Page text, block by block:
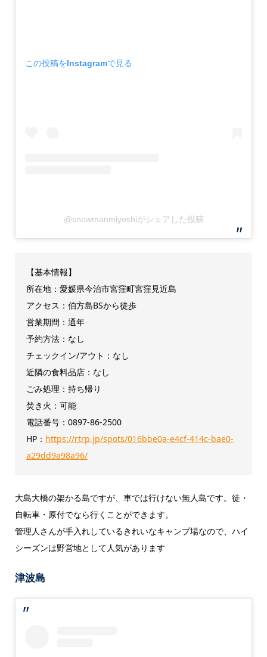
この投稿をInstagramで見る
@snowmanmiyoshiがシェアした投稿
【基本情報】
所在地：愛媛県今治市宮窪町宮窪見近島
アクセス：伯方島BSから徒歩
営業期間：通年
予約方法：なし
チェックイン/アウト：なし
近隣の食料品店：なし
ごみ処理：持ち帰り
焚き火：可能
電話番号：0897-86-2500
HP： https://rtrp.jp/spots/016bbe0a-e4cf-414c-bae0-
a29dd9a98a96/
大島大橋の架かる島ですが、車では行けない無人島です。徒・
自転車・原付でなら行くことができます。
管理人さんが手入れしているきれいなキャンプ場なので、ハイ
シーズンは野営地として人気があります
津波島